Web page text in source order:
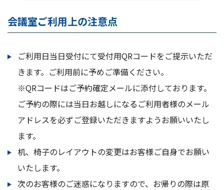
会議室ご利用上の注意点
ご利用日当日受付にて受付用QRコードをご提示いただ
きます。ご利用前に予めご準備ください。
※QRコードはご予約確定メールに添付しております。
ご予約の際には当日お越しになるご利用者様のメール
アドレスを必ずご登録いただきますようお願いいたし
ます。
机、椅子のレイアウトの変更はお客様ご自身でお願い
いたします。
次のお客様のご迷惑になりますので、お帰りの際は原